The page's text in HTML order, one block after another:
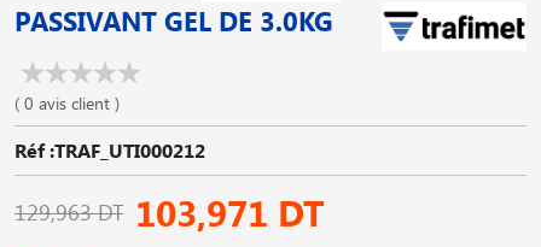
PASSIVANT GEL DE 3.0KG
( 0 avis client )
Réf :TRAF_UTI000212
129,963 DT 103,971 DT